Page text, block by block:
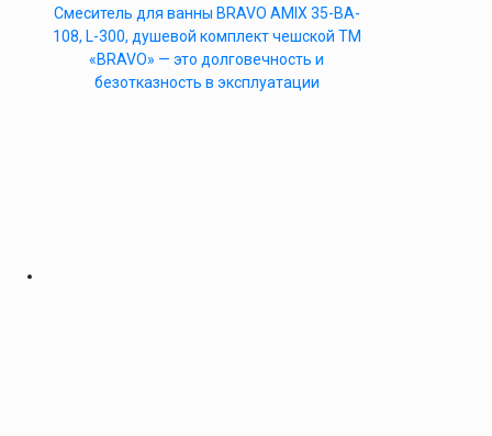
Cмеситель для ванны BRAVO AMIX 35-BA-
108, L-300, душевой комплект чешской ТМ
«BRAVO» — это долговечность и
безотказность в эксплуатации